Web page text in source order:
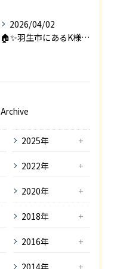
2026/04/02
🏠✨羽生市にあるK様邸は、2008年に㈱エアロックで新築され...
Archive
2025年
2022年
2020年
2018年
2016年
2014年